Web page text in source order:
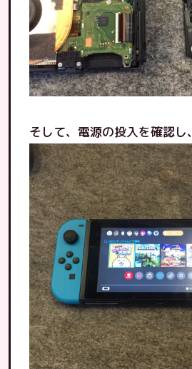
そして、電源の投入を確認し、